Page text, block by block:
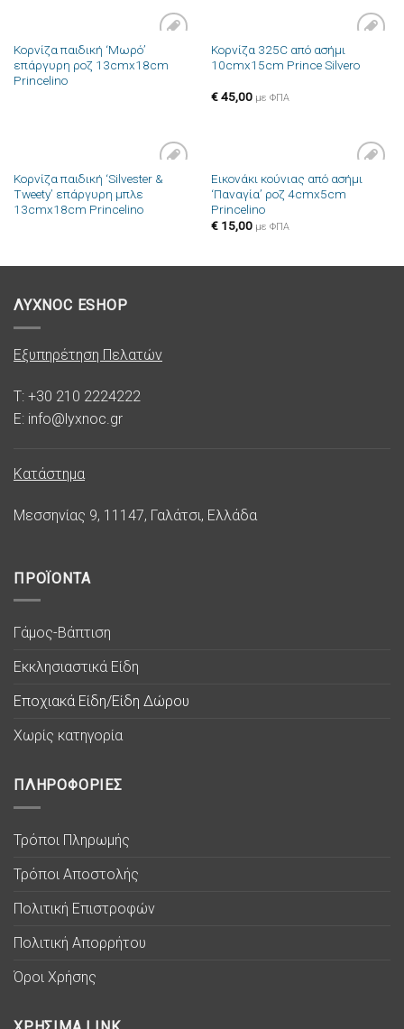
Πρόσθήκη
στην λίστα
Κορνίζα παιδική ‘Μωρό’
επάργυρη ροζ 13cmx18cm
Princelino
Πρόσθήκη
στην λίστα
Κορνίζα 325C από ασήμι
10cmx15cm Prince Silvero
€45,00 με ΦΠΑ
Πρόσθήκη
στην λίστα
επιθυμιών
Κορνίζα παιδική ‘Silvester &
Tweety’ επάργυρη μπλε
13cmx18cm Princelino
Πρόσθήκη
στην λίστα
Εικονάκι κούνιας από ασήμι
‘Παναγία’ ροζ 4cmx5cm
Princelino
€15,00 με ΦΠΑ
ΛΥΧΝΟC ESHOP
Εξυπηρέτηση Πελατών
T: +30 210 2224222
E: info@lyxnoc.gr
Κατάστημα
Μεσσηνίας 9, 11147, Γαλάτσι, Ελλάδα
ΠΡΟΪΟΝΤΑ
Γάμος-Βάπτιση
Εκκλησιαστικά Είδη
Εποχιακά Είδη/Είδη Δώρου
Χωρίς κατηγορία
ΠΛΗΡΟΦΟΡΙΕΣ
Τρόποι Πληρωμής
Τρόποι Αποστολής
Πολιτική Επιστροφών
Πολιτική Απορρήτου
Όροι Χρήσης